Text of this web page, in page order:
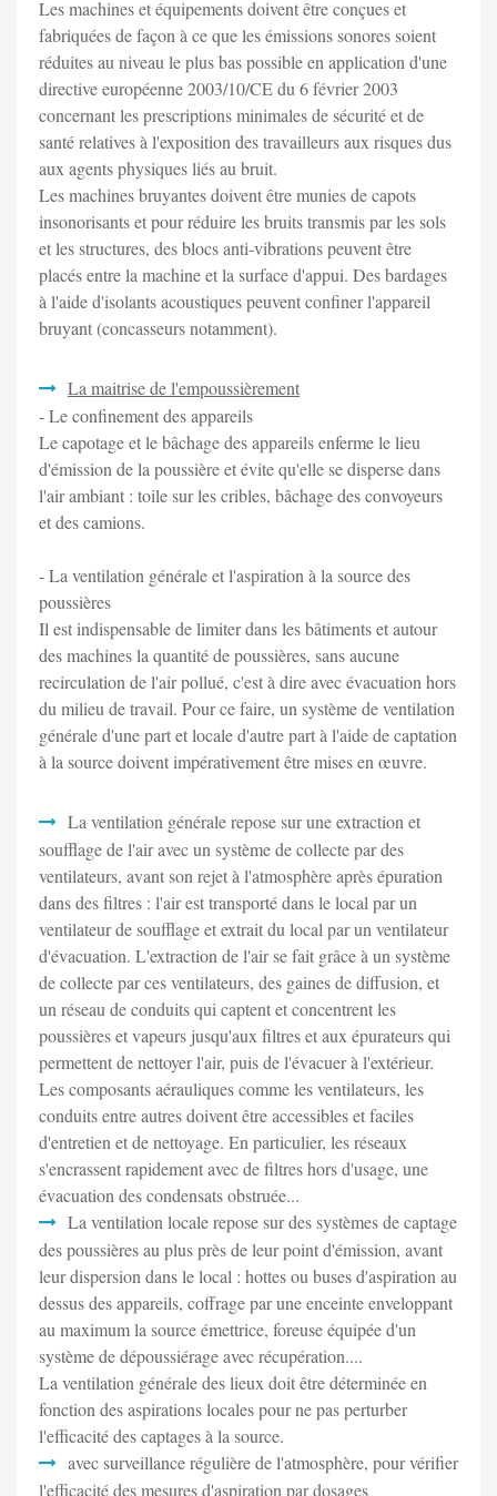
Les machines et équipements doivent être conçues et
fabriquées de façon à ce que les émissions sonores soient
réduites au niveau le plus bas possible en application d'une
directive européenne 2003/10/CE du 6 février 2003
concernant les prescriptions minimales de sécurité et de
santé relatives à l'exposition des travailleurs aux risques dus
aux agents physiques liés au bruit.
Les machines bruyantes doivent être munies de capots
insonorisants et pour réduire les bruits transmis par les sols
et les structures, des blocs anti-vibrations peuvent être
placés entre la machine et la surface d'appui. Des bardages
à l'aide d'isolants acoustiques peuvent confiner l'appareil
bruyant (concasseurs notamment).
La maitrise de l'empoussièrement
- Le confinement des appareils
Le capotage et le bâchage des appareils enferme le lieu
d'émission de la poussière et évite qu'elle se disperse dans
l'air ambiant : toile sur les cribles, bâchage des convoyeurs
et des camions.
- La ventilation générale et l'aspiration à la source des
poussières
Il est indispensable de limiter dans les bâtiments et autour
des machines la quantité de poussières, sans aucune
recirculation de l'air pollué, c'est à dire avec évacuation hors
du milieu de travail. Pour ce faire, un système de ventilation
générale d'une part et locale d'autre part à l'aide de captation
à la source doivent impérativement être mises en œuvre.
La ventilation générale repose sur une extraction et
soufflage de l'air avec un système de collecte par des
ventilateurs, avant son rejet à l'atmosphère après épuration
dans des filtres : l'air est transporté dans le local par un
ventilateur de soufflage et extrait du local par un ventilateur
d'évacuation. L'extraction de l'air se fait grâce à un système
de collecte par ces ventilateurs, des gaines de diffusion, et
un réseau de conduits qui captent et concentrent les
poussières et vapeurs jusqu'aux filtres et aux épurateurs qui
permettent de nettoyer l'air, puis de l'évacuer à l'extérieur.
Les composants aérauliques comme les ventilateurs, les
conduits entre autres doivent être accessibles et faciles
d'entretien et de nettoyage. En particulier, les réseaux
s'encrassent rapidement avec de filtres hors d'usage, une
évacuation des condensats obstruée...
La ventilation locale repose sur des systèmes de captage
des poussières au plus près de leur point d'émission, avant
leur dispersion dans le local : hottes ou buses d'aspiration au
dessus des appareils, coffrage par une enceinte enveloppant
au maximum la source émettrice, foreuse équipée d'un
système de dépoussiérage avec récupération....
La ventilation générale des lieux doit être déterminée en
fonction des aspirations locales pour ne pas perturber
l'efficacité des captages à la source.
avec surveillance régulière de l'atmosphère, pour vérifier
l'efficacité des mesures d'aspiration par dosages